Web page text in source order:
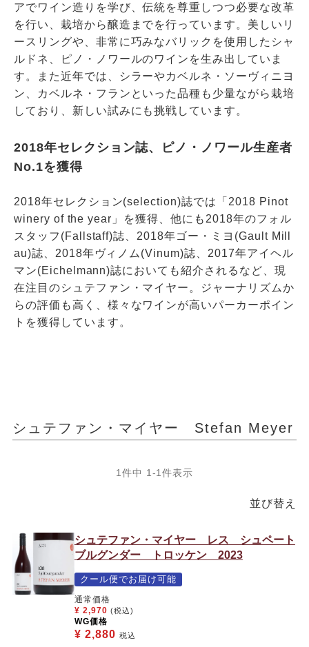
アでワイン造りを学び、伝統を尊重しつつ必要な改革
を行い、栽培から醸造までを行っています。美しいリ
ースリングや、非常に巧みなバリックを使用したシャ
ルドネ、ピノ・ノワールのワインを生み出していま
す。また近年では、シラーやカベルネ・ソーヴィニヨ
ン、カベルネ・フランといった品種も少量ながら栽培
しており、新しい試みにも挑戦しています。
2018年セレクション誌、ピノ・ノワール生産者
No.1を獲得
2018年セレクション(selection)誌では「2018 Pinot
winery of the year」を獲得、他にも2018年のフォル
スタッフ(Fallstaff)誌、2018年ゴー・ミヨ(Gault Mill
au)誌、2018年ヴィノム(Vinum)誌、2017年アイヘル
マン(Eichelmann)誌においても紹介されるなど、現
在注目のシュテファン・マイヤー。ジャーナリズムか
らの評価も高く、様々なワインが高いパーカーポイン
トを獲得しています。
シュテファン・マイヤー Stefan Meyer
並び替え
1 件中 1 -1件表示
シュテファン・マイヤー レス シュペート
ブルグンダー トロッケン 2023
クール便でお届け可能
通常価格
¥ 2,970 (税込)
WG価格
¥ 2,880 税込